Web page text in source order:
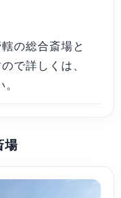
の総合斎場と
で詳しくは、
場